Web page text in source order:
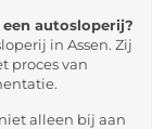
autosloperij?
in Assen. Zij
proces van
alleen bij aan